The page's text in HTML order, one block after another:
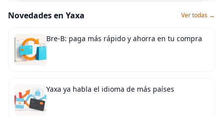
Novedades en Yaxa Ver todas →
Bre-B: paga más rápido y ahorra en tu compra
Yaxa ya habla el idioma de más países